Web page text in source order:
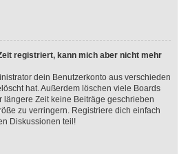
registriert, kann mich aber nicht mehr
dein Benutzerkonto aus verschieden
hat. Außerdem löschen viele Boards
längere Zeit keine Beiträge geschrieben
zu verringern. Registriere dich einfach
Diskussionen teil!